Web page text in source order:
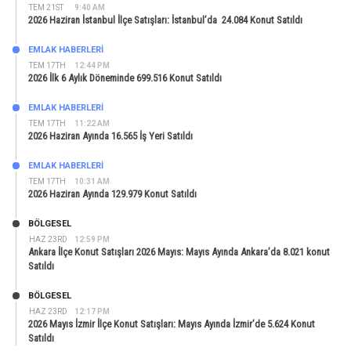
TEM 21ST 9:40 AM
2026 Haziran İstanbul İlçe Satışları: İstanbul’da 24.084 Konut Satıldı
TEM 17TH 12:44 PM
EMLAK HABERLERI
2026 İlk 6 Aylık Döneminde 699.516 Konut Satıldı
TEM 17TH 11:22 AM
EMLAK HABERLERI
2026 Haziran Ayında 16.565 İş Yeri Satıldı
TEM 17TH 10:31 AM
EMLAK HABERLERI
2026 Haziran Ayında 129.979 Konut Satıldı
HAZ 23RD 12:59 PM
BÖLGESEL
Ankara İlçe Konut Satışları 2026 Mayıs: Mayıs Ayında Ankara’da 8.021 konut
Satıldı
HAZ 23RD 12:17 PM
BÖLGESEL
2026 Mayıs İzmir İlçe Konut Satışları: Mayıs Ayında İzmir’de 5.624 Konut
Satıldı